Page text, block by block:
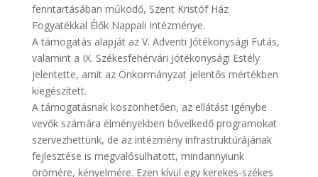
fenntartásában működő, Szent Kristóf Ház
Fogyatékkal Élők Nappali Intézménye.
A támogatás alapját az V. Adventi Jótékonysági Futás,
valamint a IX. Székesfehérvári Jótékonysági Estély
jelentette, amit az Önkormányzat jelentős mértékben
kiegészített.
A támogatásnak köszönhetően, az ellátást igénybe
vevők számára élményekben bővelkedő programokat
szervezhettünk, de az intézmény infrastruktúrájának
fejlesztése is megvalósulhatott, mindannyiunk
örömére, kényelmére. Ezen kívül egy kerekes-székes